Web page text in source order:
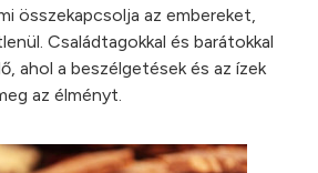
összekapcsolja az embereket,
Családtagokkal és barátokkal
ahol a beszélgetések és az ízek
az élményt.